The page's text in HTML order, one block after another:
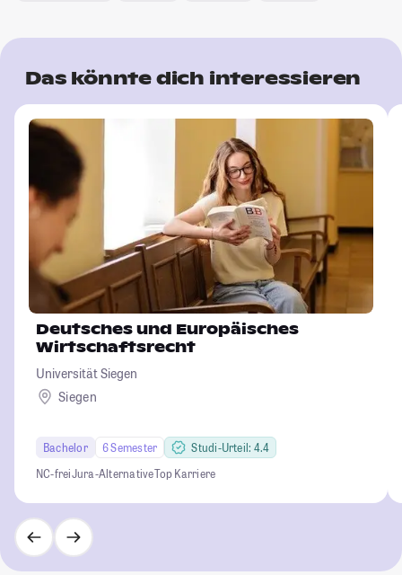
Das könnte dich interessieren
Deutsches und Europäisches
Wirtschaftsrecht
Universität Siegen
Siegen
Bachelor 6 Semester
Studi-Urteil: 4.4
NC-freiJura-AlternativeTop Karriere